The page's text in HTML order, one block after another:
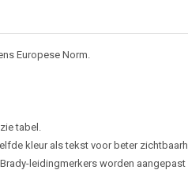
Europese Norm.
tabel.
kleur als tekst voor beter
leidingmerkers worden